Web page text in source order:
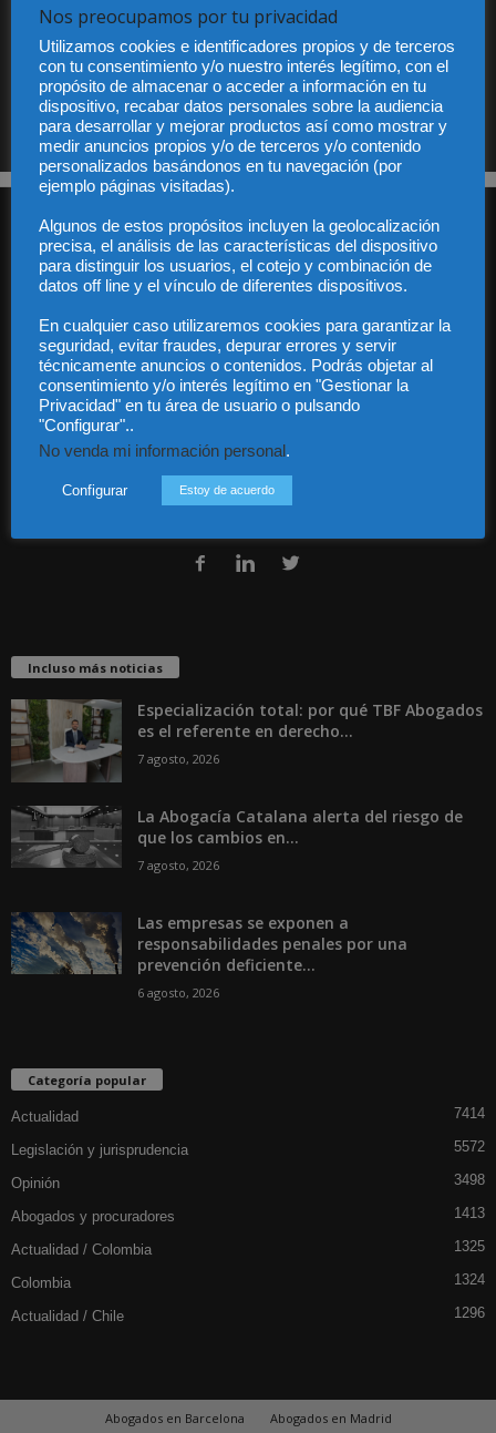
Sus datos serán incorporados a un fichero automatizado con el objeto exclusivo de dar
respuesta a su suscripción Dicho fichero es de titularidad exclusiva de LEXDIR GLOBAL
S.L. y no será cedido a un tercero en ningún caso.
Audiencia y Publicidad
Quiénes somos
Legal
Privacidad
Guía Colaboradores
Incluso más noticias
Especialización total: por qué TBF Abogados
es el referente en derecho...
7 agosto, 2026
La Abogacía Catalana alerta del riesgo de
que los cambios en...
7 agosto, 2026
Las empresas se exponen a
responsabilidades penales por una
prevención deficiente...
6 agosto, 2026
Categoría popular
Actualidad 7414
Legislación y jurisprudencia 5572
Opinión 3498
Abogados y procuradores 1413
Actualidad / Colombia 1325
Colombia 1324
Actualidad / Chile 1296
Abogados en Barcelona Abogados en Madrid
Nos preocupamos por tu privacidad
Utilizamos cookies e identificadores propios y de terceros
con tu consentimiento y/o nuestro interés legítimo, con el
propósito de almacenar o acceder a información en tu
dispositivo, recabar datos personales sobre la audiencia
para desarrollar y mejorar productos así como mostrar y
medir anuncios propios y/o de terceros y/o contenido
personalizados basándonos en tu navegación (por
ejemplo páginas visitadas).
Algunos de estos propósitos incluyen la geolocalización
precisa, el análisis de las características del dispositivo
para distinguir los usuarios, el cotejo y combinación de
datos off line y el vínculo de diferentes dispositivos.
En cualquier caso utilizaremos cookies para garantizar la
seguridad, evitar fraudes, depurar errores y servir
técnicamente anuncios o contenidos. Podrás objetar al
consentimiento y/o interés legítimo en "Gestionar la
Privacidad" en tu área de usuario o pulsando
"Configurar"..
No venda mi información personal .
Configurar Estoy de acuerdo